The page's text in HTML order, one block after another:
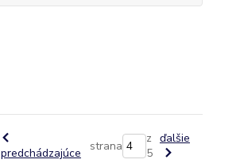
predchádzajúce strana
z
5
ďalšie